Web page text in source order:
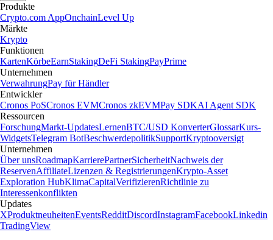
Produkte
Crypto.com AppOnchainLevel Up
Märkte
Krypto
Funktionen
KartenKörbeEarnStakingDeFi StakingPayPrime
Unternehmen
VerwahrungPay für Händler
Entwickler
Cronos PoSCronos EVMCronos zkEVMPay SDKAI Agent SDK
Ressourcen
ForschungMarkt-UpdatesLernenBTC/USD KonverterGlossarKurs-
WidgetsTelegram BotBeschwerdepolitikSupportKryptooversigt
Unternehmen
Über unsRoadmapKarrierePartnerSicherheitNachweis der
ReservenAffiliateLizenzen & RegistrierungenKrypto-Asset
Exploration HubKlimaCapitalVerifizierenRichtlinie zu
Interessenkonflikten
Updates
XProduktneuheitenEventsRedditDiscordInstagramFacebookLinkedin
TradingView